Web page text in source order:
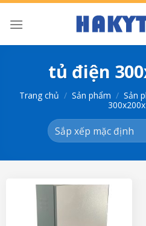
Bỏ
qua
tủ điện
Trang chủ / Sản phẩm / Sản